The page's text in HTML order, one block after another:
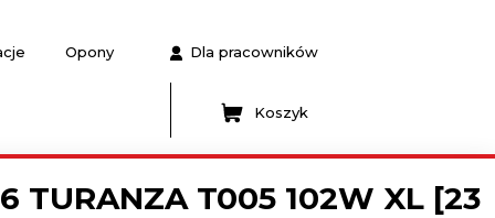
Opony Dla pracowników
Koszyk
TURANZA T005 102W XL [23